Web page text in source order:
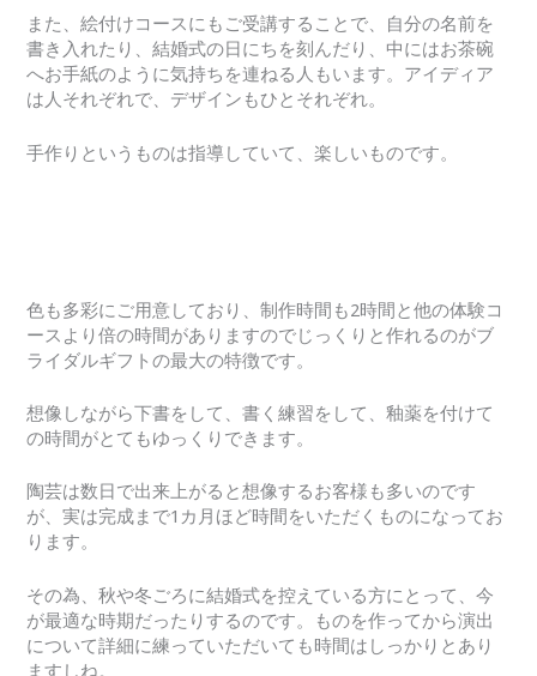
また、絵付けコースにもご受講することで、自分の名前を
書き入れたり、結婚式の日にちを刻んだり、中にはお茶碗
へお手紙のように気持ちを連ねる人もいます。アイディア
は人それぞれで、デザインもひとそれぞれ。
手作りというものは指導していて、楽しいものです。
色も多彩にご用意しており、制作時間も2時間と他の体験コ
ースより倍の時間がありますのでじっくりと作れるのがブ
ライダルギフトの最大の特徴です。
想像しながら下書をして、書く練習をして、釉薬を付けて
の時間がとてもゆっくりできます。
陶芸は数日で出来上がると想像するお客様も多いのです
が、実は完成まで1カ月ほど時間をいただくものになってお
ります。
その為、秋や冬ごろに結婚式を控えている方にとって、今
が最適な時期だったりするのです。ものを作ってから演出
について詳細に練っていただいても時間はしっかりとあり
ますしね。